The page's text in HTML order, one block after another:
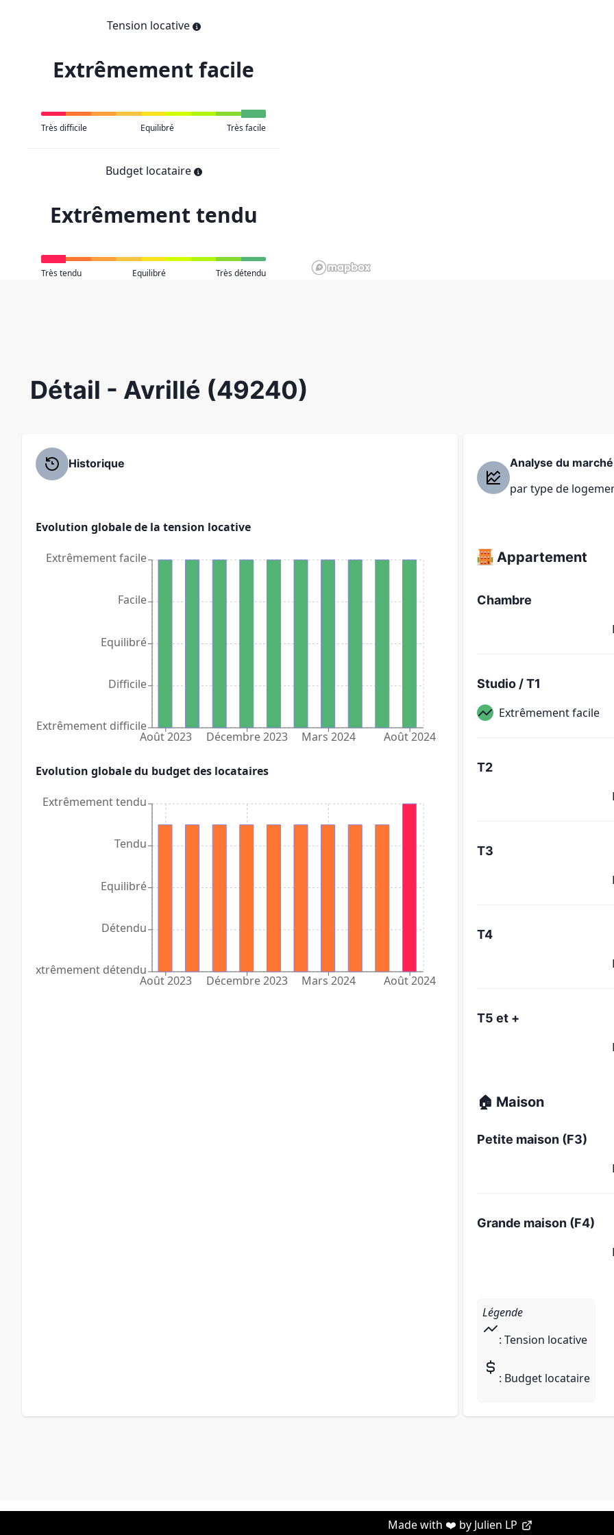
Tension locative
Extrêmement facile
Très difficile Equilibré Très facile
Budget locataire
Extrêmement tendu
Très tendu Equilibré Très détendu
Détail - Avrillé (49240)
Historique
Evolution globale de la tension locative
Août 2023 Décembre 2023 Mars 2024 Août 2024
Extrêmement difficile
Difficile
Equilibré
Facile
Extrêmement facile
Evolution globale du budget des locataires
Août 2023 Décembre 2023 Mars 2024 Août 2024
Extrêmement détendu
Détendu
Equilibré
Tendu
Extrêmement tendu
Analyse du marché
par type de
Appartement
Chambre
Studio / T1
Extrêmement facile
T2
T3
T4
T5 et +
🏠 Maison
Petite maison (F3)
Grande maison (F4)
Légende
: Tension locative
: Budget locataire
Made with ❤️ by Julien LP